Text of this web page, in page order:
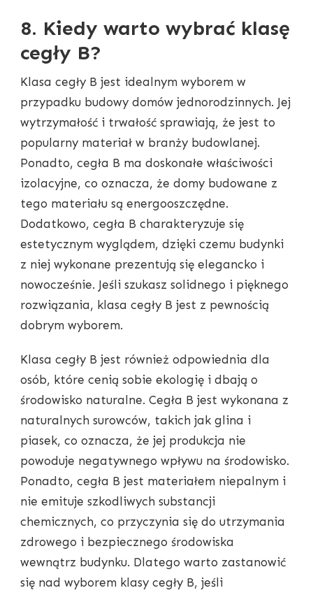
8. Kiedy warto wybrać klasę
cegły B?
Klasa cegły B jest idealnym wyborem w
przypadku budowy domów jednorodzinnych. Jej
wytrzymałość i trwałość sprawiają, że jest to
popularny materiał w branży budowlanej.
Ponadto, cegła B ma doskonałe właściwości
izolacyjne, co oznacza, że domy budowane z
tego materiału są energooszczędne.
Dodatkowo, cegła B charakteryzuje się
estetycznym wyglądem, dzięki czemu budynki
z niej wykonane prezentują się elegancko i
nowocześnie. Jeśli szukasz solidnego i pięknego
rozwiązania, klasa cegły B jest z pewnością
dobrym wyborem.
Klasa cegły B jest również odpowiednia dla
osób, które cenią sobie ekologię i dbają o
środowisko naturalne. Cegła B jest wykonana z
naturalnych surowców, takich jak glina i
piasek, co oznacza, że jej produkcja nie
powoduje negatywnego wpływu na środowisko.
Ponadto, cegła B jest materiałem niepalnym i
nie emituje szkodliwych substancji
chemicznych, co przyczynia się do utrzymania
zdrowego i bezpiecznego środowiska
wewnątrz budynku. Dlatego warto zastanowić
się nad wyborem klasy cegły B, jeśli